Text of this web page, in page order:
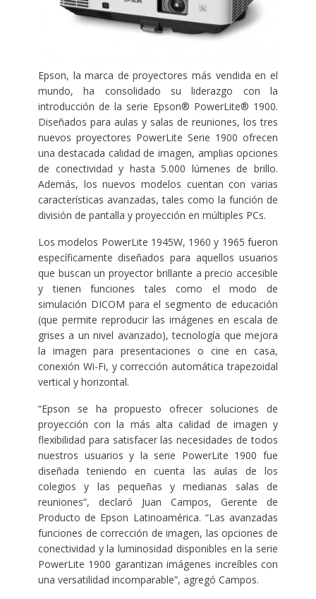
Epson, la marca de proyectores más vendida en el
mundo, ha consolidado su liderazgo con la
introducción de la serie Epson® PowerLite® 1900.
Diseñados para aulas y salas de reuniones, los tres
nuevos proyectores PowerLite Serie 1900 ofrecen
una destacada calidad de imagen, amplias opciones
de conectividad y hasta 5.000 lúmenes de brillo.
Además, los nuevos modelos cuentan con varias
características avanzadas, tales como la función de
división de pantalla y proyección en múltiples PCs.
Los modelos PowerLite 1945W, 1960 y 1965 fueron
específicamente diseñados para aquellos usuarios
que buscan un proyector brillante a precio accesible
y tienen funciones tales como el modo de
simulación DICOM para el segmento de educación
(que permite reproducir las imágenes en escala de
grises a un nivel avanzado), tecnología que mejora
la imagen para presentaciones o cine en casa,
conexión Wi-Fi, y corrección automática trapezoidal
vertical y horizontal.
“Epson se ha propuesto ofrecer soluciones de
proyección con la más alta calidad de imagen y
flexibilidad para satisfacer las necesidades de todos
nuestros usuarios y la serie PowerLite 1900 fue
diseñada teniendo en cuenta las aulas de los
colegios y las pequeñas y medianas salas de
reuniones”, declaró Juan Campos, Gerente de
Producto de Epson Latinoamérica. “Las avanzadas
funciones de corrección de imagen, las opciones de
conectividad y la luminosidad disponibles en la serie
PowerLite 1900 garantizan imágenes increíbles con
una versatilidad incomparable”, agregó Campos.